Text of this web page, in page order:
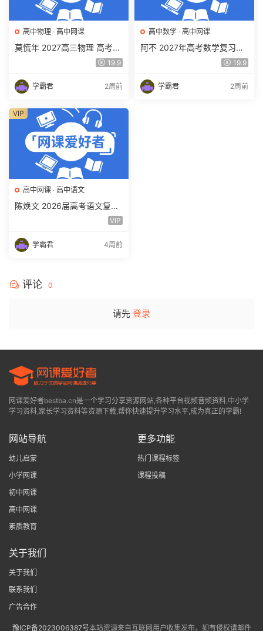
高中物理 · 高中网课
莫慌年 2027高三物理 高考物
19.9
学霸君 2周前
高中数学 · 高中网课
阿不 2027年高考数学复习网
课教程 高三数学 一轮复习视
19.9
学霸君 2周前
高中网课 · 高中语文
陈焕文 2026届高考语文复习
网课 高三语文 一二三轮视频
VIP
学霸君 4周前
VIP
评论 0
请先 登录
网课爱好者bestba.cn是一个学习分享资源网站,各种平台视频音频资料,中小学
学习资料,家长学习资料等资源下载,帮你快速提升学习水平,成为真正的学霸!
网站导航
幼儿启蒙
小学网课
初中网课
高中网课
素质教育
更多功能
热门课程标签
课程投稿
关于我们
关于我们
联系我们
广告合作
豫ICP备2023006387号本站资源来自互联网用户收集发布，如有侵权请邮件